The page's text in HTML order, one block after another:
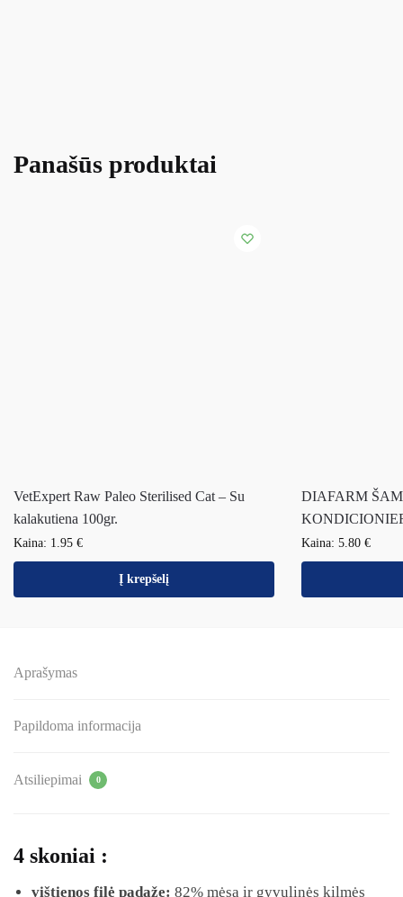
Panašūs produktai
VetExpert Raw Paleo Sterilised Cat – Su
kalakutiena 100gr.
Kaina: 1.95 €
Į krepšelį
DIAFARM
Kaina: 5.80 €
Aprašymas
Papildoma informacija
Atsiliepimai 0
4 skoniai :
vištienos filė padaže: 82% mėsa ir gyvulinės kilmės